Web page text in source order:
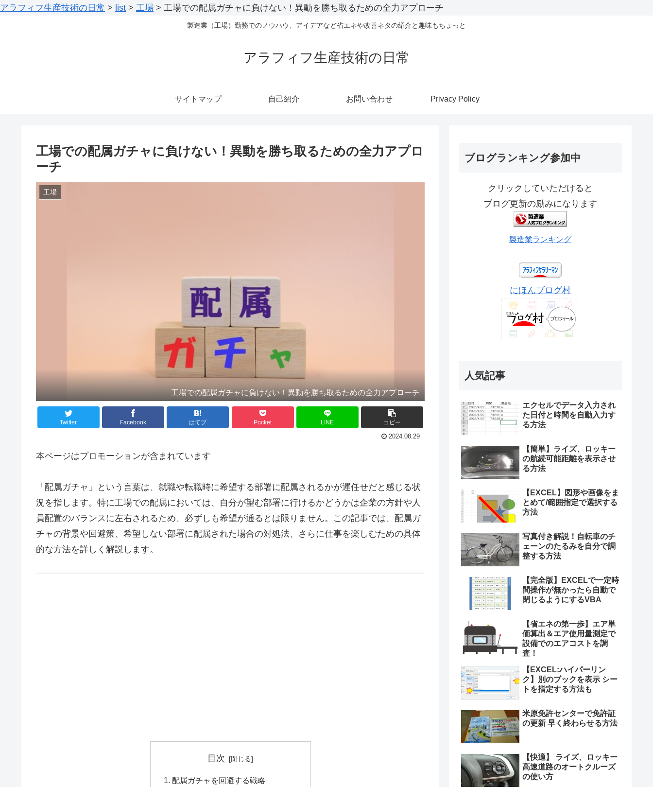
アラフィフ生産技術の日常 > list > 工場 > 工場での配属ガチャに負けない！異動を勝ち取るための全力アプローチ
製造業（工場）勤務でのノウハウ、アイデアなど省エネや改善ネタの紹介と趣味もちょっと
アラフィフ生産技術の日常
サイトマップ 自己紹介 お問い合わせ Privacy Policy
工場での配属ガチャに負けない！異動を勝ち取るための全力アプロ
ーチ
工場
工場での配属ガチャに負けない！異動を勝ち取るための全力アプローチ
Twitter Facebook はてブ Pocket LINE コピー
2024.08.29
本ページはプロモーションが含まれています
「配属ガチャ」という言葉は、就職や転職時に希望する部署に配属されるかが運任せだと感じる状
況を指します。特に工場での配属においては、自分が望む部署に行けるかどうかは企業の方針や人
員配置のバランスに左右されるため、必ずしも希望が通るとは限りません。この記事では、配属ガ
チャの背景や回避策、希望しない部署に配属された場合の対処法、さらに仕事を楽しむための具体
的な方法を詳しく解説します。
目次
配属ガチャを回避する戦略
ブログランキング参加中
クリックしていただけると
ブログ更新の励みになります
製造業ランキング
にほんブログ村
人気記事
エクセルでデータ入力され
た日付と時間を自動入力す
る方法
【簡単】ライズ、ロッキー
の航続可能距離を表示させ
る方法
【EXCEL】図形や画像をま
とめて/範囲指定で選択する
方法
写真付き解説！自転車のチ
ェーンのたるみを自分で調
整する方法
【完全版】EXCELで一定時
間操作が無かったら自動で
閉じるようにするVBA
【省エネの第一歩】エア単
価算出＆エア使用量測定で
設備でのエアコストを調
査！
【EXCEL:ハイパーリン
ク】別のブックを表示 シー
トを指定する方法も
米原免許センターで免許証
の更新 早く終わらせる方法
【快適】 ライズ、ロッキー
高速道路のオートクルーズ
の使い方